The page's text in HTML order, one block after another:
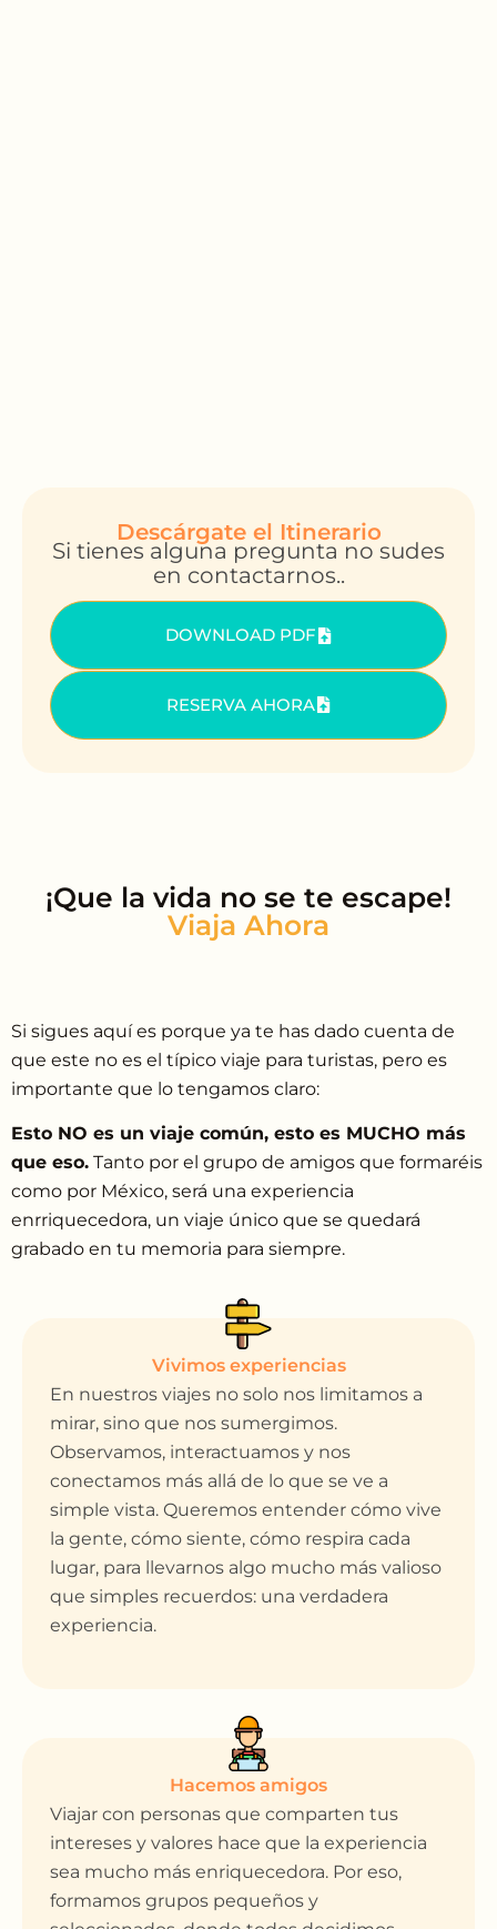
Descárgate el Itinerario
Si tienes alguna pregunta no sudes
en contactarnos..
DOWNLOAD PDF
RESERVA AHORA
¡Que la vida no se te escape!
Si sigues aquí es porque ya te has dado cuenta de
que este no es el típico viaje para turistas, pero es
importante que lo tengamos claro:
Esto NO es un viaje común, esto es MUCHO más
que eso. Tanto por el grupo de amigos que formaréis
como por México, será una experiencia
enrriquecedora, un viaje único que se quedará
grabado en tu memoria para siempre.
Vivimos experiencias
En nuestros viajes no solo nos limitamos a
mirar, sino que nos sumergimos.
Observamos, interactuamos y nos
conectamos más allá de lo que se ve a
simple vista. Queremos entender cómo vive
la gente, cómo siente, cómo respira cada
lugar, para llevarnos algo mucho más valioso
que simples recuerdos: una verdadera
experiencia.
Hacemos amigos
Viajar con personas que comparten tus
intereses y valores hace que la experiencia
sea mucho más enriquecedora. Por eso,
formamos grupos pequeños y